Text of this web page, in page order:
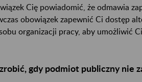
Cię powiadomić, że odmawia
obowiązek zapewnić Ci dostęp
organizacji pracy, aby umożliwić
gdy podmiot publiczny nie